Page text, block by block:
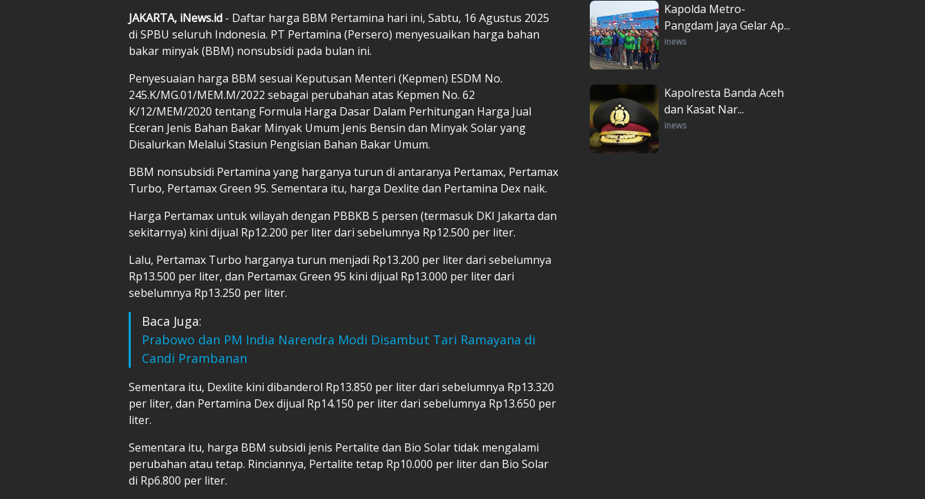
JAKARTA, iNews.id - Daftar harga BBM Pertamina hari ini, Sabtu, 16 Agustus 2025
di SPBU seluruh Indonesia. PT Pertamina (Persero) menyesuaikan harga bahan
bakar minyak (BBM) nonsubsidi pada bulan ini.
Penyesuaian harga BBM sesuai Keputusan Menteri (Kepmen) ESDM No.
245.K/MG.01/MEM.M/2022 sebagai perubahan atas Kepmen No. 62
K/12/MEM/2020 tentang Formula Harga Dasar Dalam Perhitungan Harga Jual
Eceran Jenis Bahan Bakar Minyak Umum Jenis Bensin dan Minyak Solar yang
Disalurkan Melalui Stasiun Pengisian Bahan Bakar Umum.
BBM nonsubsidi Pertamina yang harganya turun di antaranya Pertamax, Pertamax
Turbo, Pertamax Green 95. Sementara itu, harga Dexlite dan Pertamina Dex naik.
Harga Pertamax untuk wilayah dengan PBBKB 5 persen (termasuk DKI Jakarta dan
sekitarnya) kini dijual Rp12.200 per liter dari sebelumnya Rp12.500 per liter.
Lalu, Pertamax Turbo harganya turun menjadi Rp13.200 per liter dari sebelumnya
Rp13.500 per liter, dan Pertamax Green 95 kini dijual Rp13.000 per liter dari
sebelumnya Rp13.250 per liter.
Baca Juga:
Prabowo dan PM India Narendra Modi Disambut Tari Ramayana di
Candi Prambanan
Sementara itu, Dexlite kini dibanderol Rp13.850 per liter dari sebelumnya Rp13.320
per liter, dan Pertamina Dex dijual Rp14.150 per liter dari sebelumnya Rp13.650 per
liter.
Sementara itu, harga BBM subsidi jenis Pertalite dan Bio Solar tidak mengalami
perubahan atau tetap. Rinciannya, Pertalite tetap Rp10.000 per liter dan Bio Solar
di Rp6.800 per liter.
Kapolda Metro-
Pangdam Jaya Gelar Ap...
inews
Kapolresta Banda Aceh
dan Kasat Nar...
inews